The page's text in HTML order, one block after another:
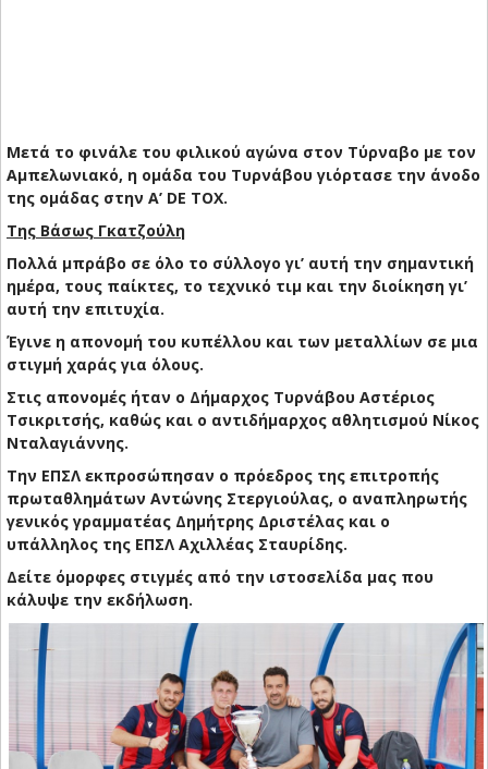
Μετά το φινάλε του φιλικού αγώνα στον Τύρναβο με τον
Αμπελωνιακό, η ομάδα του Τυρνάβου γιόρτασε την άνοδο
της ομάδας στην Α’ DE TOX.
Της Βάσως Γκατζούλη
Πολλά μπράβο σε όλο το σύλλογο γι’ αυτή την σημαντική
ημέρα, τους παίκτες, το τεχνικό τιμ και την διοίκηση γι’
αυτή την επιτυχία.
Έγινε η απονομή του κυπέλλου και των μεταλλίων σε μια
στιγμή χαράς για όλους.
Στις απονομές ήταν ο Δήμαρχος Τυρνάβου Αστέριος
Τσικριτσής, καθώς και ο αντιδήμαρχος αθλητισμού Νίκος
Νταλαγιάννης.
Την ΕΠΣΛ εκπροσώπησαν ο πρόεδρος της επιτροπής
πρωταθλημάτων Αντώνης Στεργιούλας, ο αναπληρωτής
γενικός γραμματέας Δημήτρης Δριστέλας και ο
υπάλληλος της ΕΠΣΛ Αχιλλέας Σταυρίδης.
Δείτε όμορφες στιγμές από την ιστοσελίδα μας που
κάλυψε την εκδήλωση.